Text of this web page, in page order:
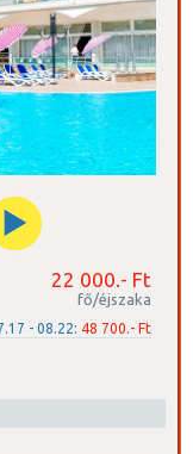
22 000.- Ft
fő/éjszaka
- 08.22: 48 700.- Ft